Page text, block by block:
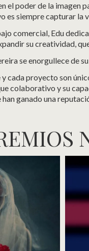
el poder de la imagen
es siempre capturar la
comercial, Edu
su creatividad,
se enorgullece de
y cada proyecto son
colaborativo y su
han ganado una